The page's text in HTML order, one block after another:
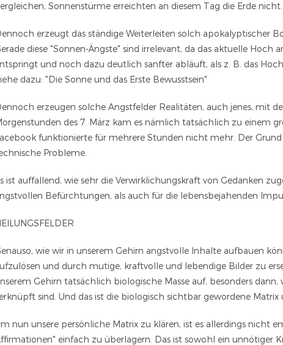
Sonnenstürme erreichten an diesem Tag die Erde nicht.
erzeugt das ständige Weiterleiten solch apokalyptischer
diese "Sonnen-Ängste" sind irrelevant, da das aktuelle
und noch dazu deutlich sanfter abläuft, als z. B. das Hoch
dazu: "Die Sonne und das Erste Bewusstsein"
erzeugen solche Angstfelder Realitäten, auch jenes, mit
des 7. März kam es nämlich tatsächlich zu einem
funktionierte für mehrere Stunden nicht mehr. Der
Probleme.
ist auffallend, wie sehr die Verwirklichungskraft von Gedanken
Befürchtungen, als auch für die lebensbejahenden
wie wir in unserem Gehirn angstvolle Inhalte aufbauen
und durch mutige, kraftvolle und lebendige Bilder zu
Gehirn tatsächlich biologische Masse auf, besonders
sind. Und das ist die biologisch sichtbar gewordene Matrix
nun unsere persönliche Matrix zu klären, ist es allerdings nicht
einfach zu überlagern. Das ist sowohl ein unnötiger